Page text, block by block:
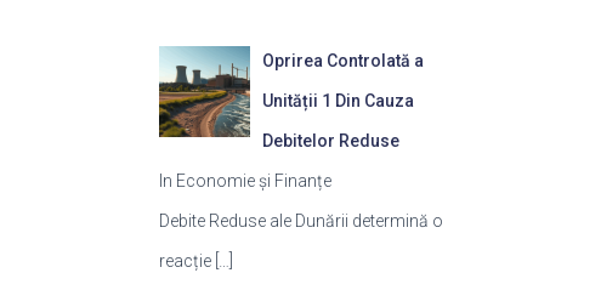
Oprirea Controlată a
Unității 1 Din Cauza
Debitelor Reduse
In Economie și Finanțe
Debite Reduse ale Dunării determină o
reacție